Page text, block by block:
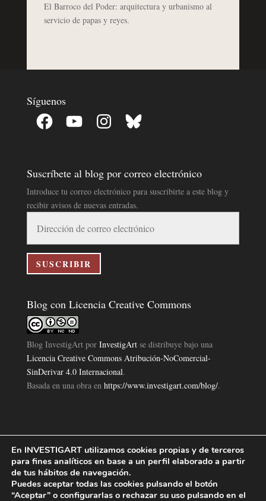
El Barroco del Poder: arquitectura y urbanismo al
servicio de papas y reyes.
Síguenos
Facebook YouTube InstagramBluesky
Suscríbete al blog por correo electrónico
Introduce tu correo electrónico para suscribirte a este blog y
recibir avisos de nuevas entradas.
correo
electrónico
SUSCRIBIR
Blog con Licencia Creative Commons
Blog InvestigArtpor InvestigArtse distribuye bajo una
Licencia Creative Commons Atribución-NoComercial-
SinDerivar 4.0 Internacional.
Basada en una obra en https://www.investigart.com/blog/.
Política de Privacidad|Aviso Legal|Política de Cookies|
Investigart Copyright © 2019. |
En INVESTIGART utilizamos cookies propias y de terceros
para fines analíticos en base a un perfil elaborado a partir
de tus hábitos de navegación.
Puedes aceptar todas las cookies pulsando el botón
“Aceptar” o configurarlas o rechazar su uso pulsando en el